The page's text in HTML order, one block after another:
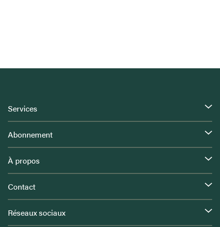
Services
Abonnement
À propos
Contact
Réseaux sociaux